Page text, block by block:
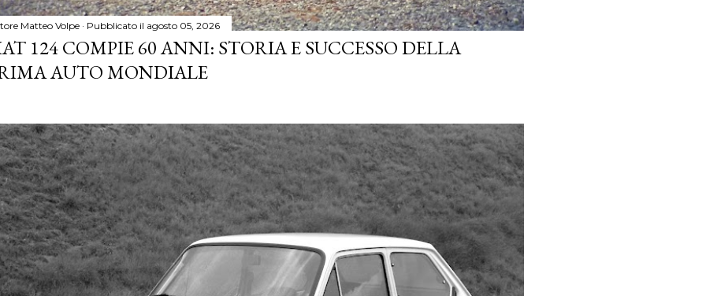
Matteo Volpe Pubblicato il agosto 05, 2026
124 COMPIE 60 ANNI: STORIA E SUCCESSO DELLA
AUTO MONDIALE